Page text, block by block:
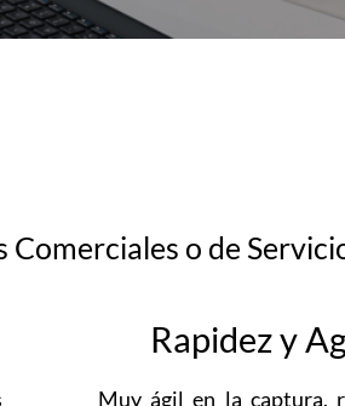
o de
Rapidez y
Muy ágil en la captura,